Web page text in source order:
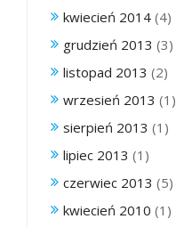
kwiecień 2014 (4)
grudzień 2013 (3)
listopad 2013 (2)
wrzesień 2013 (1)
sierpień 2013 (1)
lipiec 2013 (1)
czerwiec 2013 (5)
kwiecień 2010 (1)